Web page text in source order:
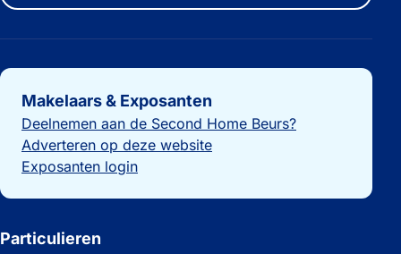
Belangrijke links
Makelaars & Exposanten
Deelnemen aan de Second Home Beurs?
Adverteren op deze website
Exposanten login
Particulieren